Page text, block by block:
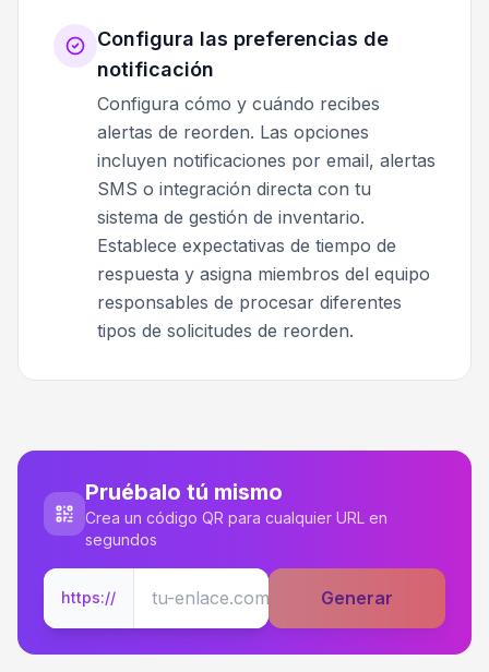
Configura las preferencias de
notificación
Configura cómo y cuándo recibes
alertas de reorden. Las opciones
incluyen notificaciones por email, alertas
SMS o integración directa con tu
sistema de gestión de inventario.
Establece expectativas de tiempo de
respuesta y asigna miembros del equipo
responsables de procesar diferentes
tipos de solicitudes de reorden.
Pruébalo tú mismo
Crea un código QR para cualquier URL en
segundos
https:// Generar